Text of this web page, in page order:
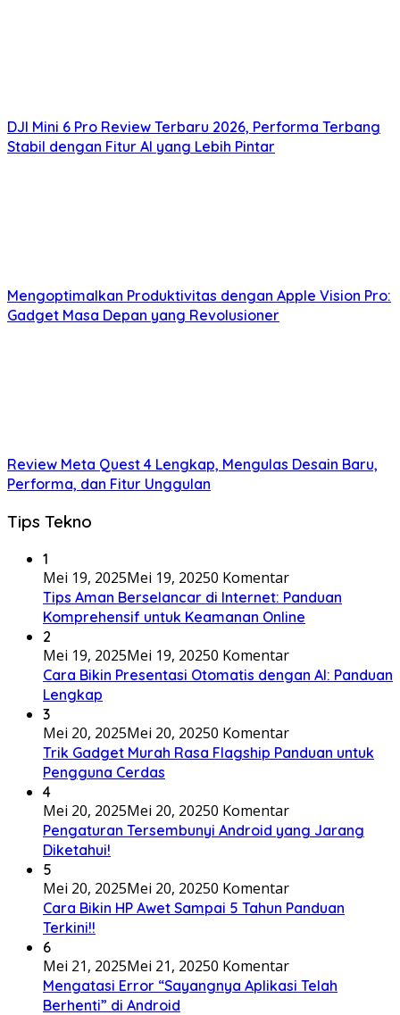
DJI Mini 6 Pro Review Terbaru 2026, Performa Terbang
Stabil dengan Fitur AI yang Lebih Pintar
Mengoptimalkan Produktivitas dengan Apple Vision Pro:
Gadget Masa Depan yang Revolusioner
Review Meta Quest 4 Lengkap, Mengulas Desain Baru,
Performa, dan Fitur Unggulan
Tips Tekno
1
Mei 19, 2025Mei 19, 20250 Komentar
Tips Aman Berselancar di Internet: Panduan
Komprehensif untuk Keamanan Online
2
Mei 19, 2025Mei 19, 20250 Komentar
Cara Bikin Presentasi Otomatis dengan AI: Panduan
Lengkap
3
Mei 20, 2025Mei 20, 20250 Komentar
Trik Gadget Murah Rasa Flagship Panduan untuk
Pengguna Cerdas
4
Mei 20, 2025Mei 20, 20250 Komentar
Pengaturan Tersembunyi Android yang Jarang
Diketahui!
5
Mei 20, 2025Mei 20, 20250 Komentar
Cara Bikin HP Awet Sampai 5 Tahun Panduan
Terkini!!
6
Mei 21, 2025Mei 21, 20250 Komentar
Mengatasi Error “Sayangnya Aplikasi Telah
Berhenti” di Android